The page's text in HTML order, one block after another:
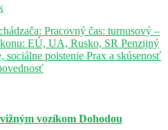
Pracovný čas: turnusový –
EÚ, UA, Rusko, SR Penzijný
sociálne poistenie Prax a skúsenosť
vozíkom Dohodou